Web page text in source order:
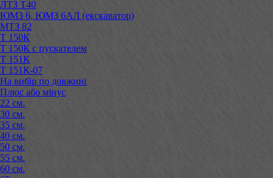
ЛТЗ Т40
ЮМЗ 6, ЮМЗ 6АЛ (екскаватор)
МТЗ 82
Т 150К
Т 150К с пускателем
Т 151К
Т 151К-07
На вибір по довжині
Плюс або мінус
22 см.
30 см.
35 см.
40 см.
50 см.
55 см.
60 см.